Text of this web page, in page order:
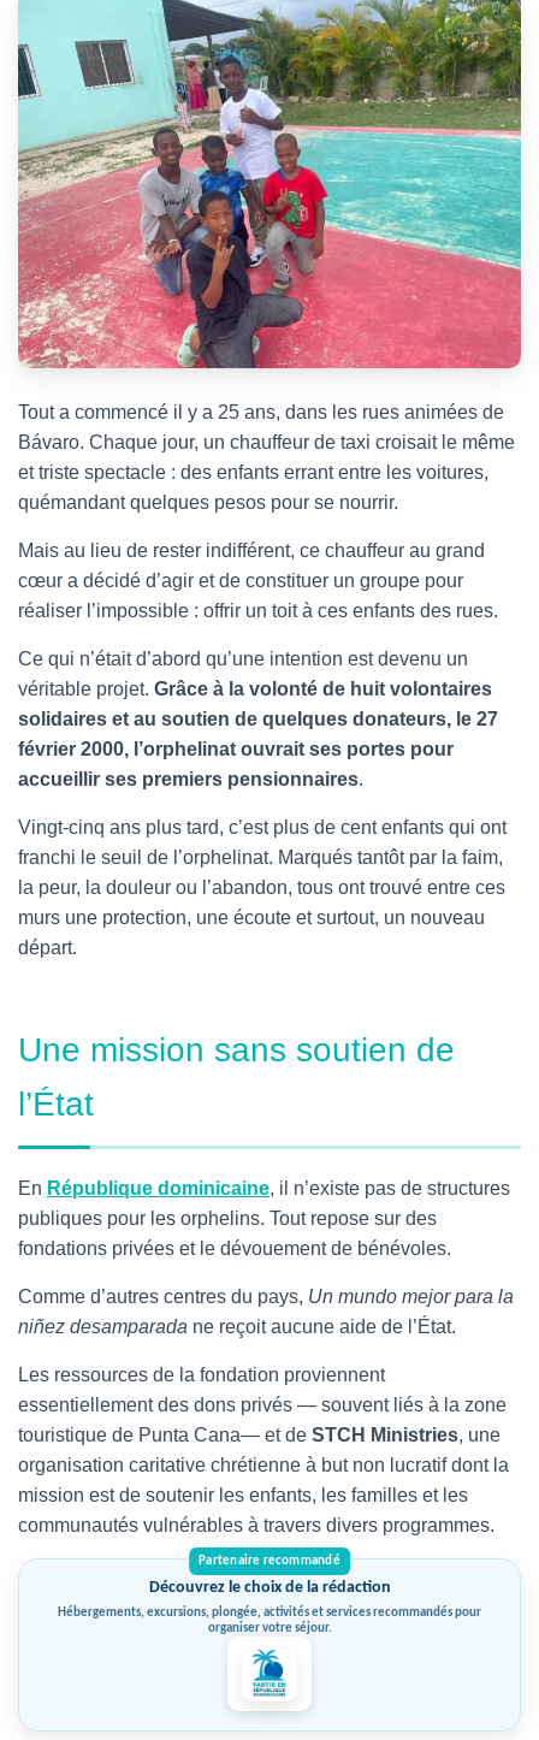
Tout a commencé il y a 25 ans, dans les rues animées de
Bávaro. Chaque jour, un chauffeur de taxi croisait le même
et triste spectacle : des enfants errant entre les voitures,
quémandant quelques pesos pour se nourrir.
Mais au lieu de rester indifférent, ce chauffeur au grand
cœur a décidé d’agir et de constituer un groupe pour
réaliser l’impossible : offrir un toit à ces enfants des rues.
Ce qui n’était d’abord qu’une intention est devenu un
véritable projet. Grâce à la volonté de huit volontaires
solidaires et au soutien de quelques donateurs, le 27
février 2000, l’orphelinat ouvrait ses portes pour
accueillir ses premiers pensionnaires.
Vingt-cinq ans plus tard, c’est plus de cent enfants qui ont
franchi le seuil de l’orphelinat. Marqués tantôt par la faim,
la peur, la douleur ou l’abandon, tous ont trouvé entre ces
murs une protection, une écoute et surtout, un nouveau
départ.
Une mission sans soutien de
l’État
En République dominicaine, il n’existe pas de structures
publiques pour les orphelins. Tout repose sur des
fondations privées et le dévouement de bénévoles.
Comme d’autres centres du pays, Un mundo mejor para la
niñez desamparada ne reçoit aucune aide de l’État.
Les ressources de la fondation proviennent
essentiellement des dons privés — souvent liés à la zone
touristique de Punta Cana— et de STCH Ministries, une
organisation caritative chrétienne à but non lucratif dont la
mission est de soutenir les enfants, les familles et les
communautés vulnérables à travers divers programmes.
Découvrez le choix de la rédaction
Hébergements, excursions, plongée, activités et services recommandés pour
organiser votre séjour.